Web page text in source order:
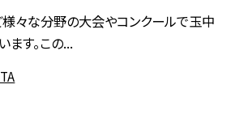
様々な分野の大会やコンクールで玉中
す。この...